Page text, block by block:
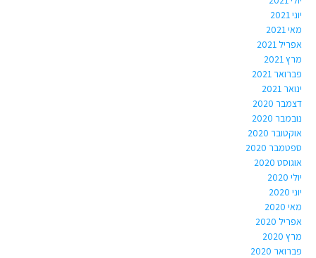
יוני 2021
מאי 2021
אפריל 2021
מרץ 2021
פברואר 2021
ינואר 2021
דצמבר 2020
נובמבר 2020
אוקטובר 2020
ספטמבר 2020
אוגוסט 2020
יולי 2020
יוני 2020
מאי 2020
אפריל 2020
מרץ 2020
פברואר 2020